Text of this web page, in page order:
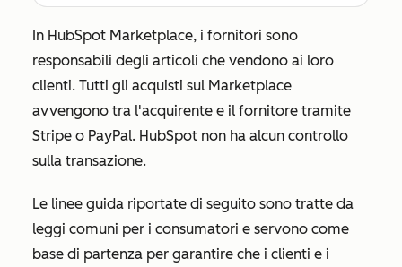
In HubSpot Marketplace, i fornitori sono
responsabili degli articoli che vendono ai loro
clienti. Tutti gli acquisti sul Marketplace
avvengono tra l'acquirente e il fornitore tramite
Stripe o PayPal. HubSpot non ha alcun controllo
sulla transazione.
Le linee guida riportate di seguito sono tratte da
leggi comuni per i consumatori e servono come
base di partenza per garantire che i clienti e i